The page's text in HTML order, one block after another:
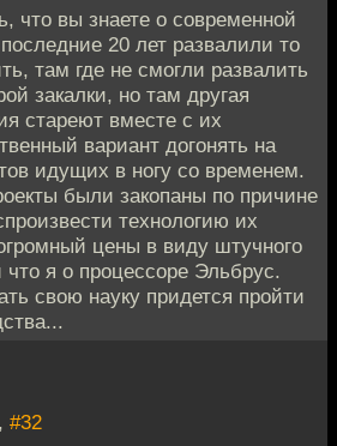
что вы знаете о современной
20 лет развалили то
там где не смогли развалить
закалки, но там другая
стареют вместе с их
вариант догонять на
идущих в ногу со временем.
были закопаны по причине
технологию их
цены в виду штучного
что я о процессоре Эльбрус.
свою науку придется пройти
#32